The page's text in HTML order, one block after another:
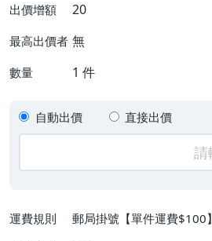
出價增額 20
最高出價者 無
數量 1 件
自動出價 直接出價
運費規則
郵局掛號【單件運費$100】